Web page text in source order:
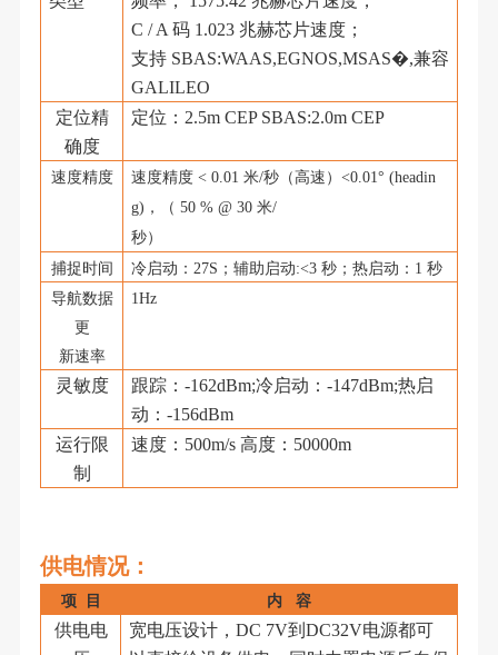
C / A 码 1.023 兆赫芯片速度；
支持 SBAS:WAAS,EGNOS,MSAS�,兼容
GALILEO
定位精
确度
定位： 2.5m CEP SBAS:2.0m CEP
速度精度 速度精度 < 0.01 米/秒（高速） <0.01° (headin
g) ，（ 50 % @ 30 米/
秒）
捕捉时间
冷启动： 27S ；辅助启动:<3 秒；热启动： 1 秒
导航数据
更
新速率
1Hz
灵敏度 跟踪： -162dBm;冷启动：-147dBm;热启
动：-156dBm
运行限
制
速度： 500m/s 高度：50000m
供电情况：
项 目 内 容
供电电
宽电压设计， DC 7V到DC32V电源都可